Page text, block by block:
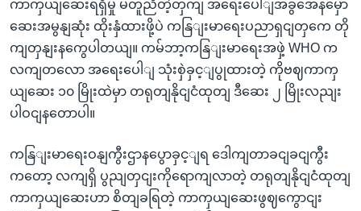
ကာကှယျဆေးရရှိမှု မတူညီတဲ့တှကျ အရေးပေါျအခွအေနမှော
ဆေးအမွနျဆုံး ထိုးနှံထားဖို့ပဲ ကနြျးမာရေးပညာရှငျတှကေ တို
ကျတှနျးနကွေပါတယျ။ ကမ်ဘာ့ကနြျးမာရေးအဖှဲ့ WHO က
လကျတလော အရေးပေါျ သုံးစှဲခှင့ျပွုထားတဲ့ ကိုဗဈကာကှ
ယျဆေး ၁၀ မြိုးထဲမှာ တရုတျနိုငျငံထုတျ ဒီဆေး ၂ မြိုးလညျး
ပါဝငျနတောပါ။
ကနြျးမာရေးဝနျကွီးဌာနပွောခှင့ျရ ဒေါကျတာခငျခငျကွီး
ကတော့ လကျရှိ ပွညျတှငျးကိုရောကျလာတဲ့ တရုတျနိုငျငံထုတျ
ကာကှယျဆေးဟာ စိတျခရြတဲ့ ကာကှယျဆေးဖွဈကွောငျး